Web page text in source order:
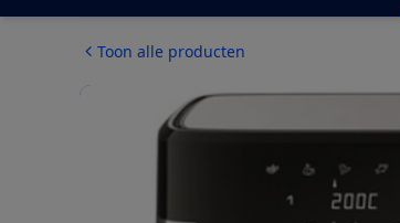
Toon alle producten